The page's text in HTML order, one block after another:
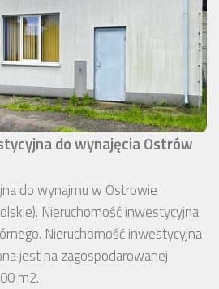
do wynajęcia Ostrów
do wynajmu w Ostrowie
Nieruchomość inwestycyjna
Nieruchomość inwestycyjna
jest na zagospodarowanej
m2.